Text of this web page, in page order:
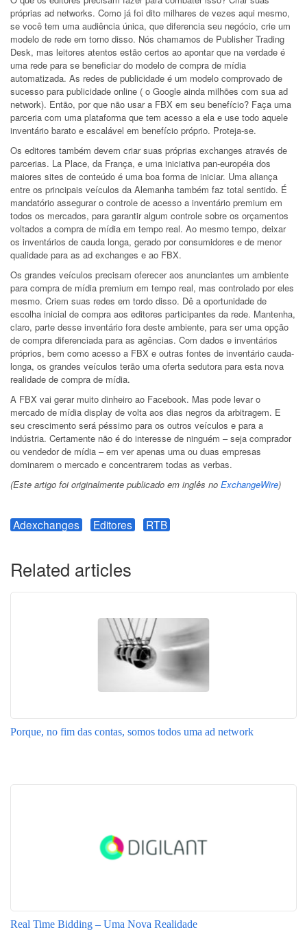
próprias ad networks. Como já foi dito milhares de vezes aqui mesmo,
se você tem uma audiência única, que diferencia seu negócio, crie um
modelo de rede em torno disso. Nós chamamos de Publisher Trading
Desk, mas leitores atentos estão certos ao apontar que na verdade é
uma rede para se beneficiar do modelo de compra de mídia
automatizada. As redes de publicidade é um modelo comprovado de
sucesso para publicidade online ( o Google ainda milhões com sua ad
network). Então, por que não usar a FBX em seu benefício? Faça uma
parceria com uma plataforma que tem acesso a ela e use todo aquele
inventário barato e escalável em benefício próprio. Proteja-se.
Os editores também devem criar suas próprias exchanges através de
parcerias. La Place, da França, e uma iniciativa pan-européia dos
maiores sites de conteúdo é uma boa forma de iniciar. Uma aliança
entre os principais veículos da Alemanha também faz total sentido. É
mandatório assegurar o controle de acesso a inventário premium em
todos os mercados, para garantir algum controle sobre os orçamentos
voltados a compra de mídia em tempo real. Ao mesmo tempo, deixar
os inventários de cauda longa, gerado por consumidores e de menor
qualidade para as ad exchanges e ao FBX.
Os grandes veículos precisam oferecer aos anunciantes um ambiente
para compra de mídia premium em tempo real, mas controlado por eles
mesmo. Criem suas redes em tordo disso. Dê a oportunidade de
escolha inicial de compra aos editores participantes da rede. Mantenha,
claro, parte desse inventário fora deste ambiente, para ser uma opção
de compra diferenciada para as agências. Com dados e inventários
próprios, bem como acesso a FBX e outras fontes de inventário cauda-
longa, os grandes veículos terão uma oferta sedutora para esta nova
realidade de compra de mídia.
A FBX vai gerar muito dinheiro ao Facebook. Mas pode levar o
mercado de mídia display de volta aos dias negros da arbitragem. E
seu crescimento será péssimo para os outros veículos e para a
indústria. Certamente não é do interesse de ninguém – seja comprador
ou vendedor de mídia – em ver apenas uma ou duas empresas
dominarem o mercado e concentrarem todas as verbas.
(Este artigo foi originalmente publicado em inglês no ExchangeWire)
Adexchanges Editores RTB
Related articles
Porque, no fim das contas, somos todos uma ad network
Real Time Bidding – Uma Nova Realidade